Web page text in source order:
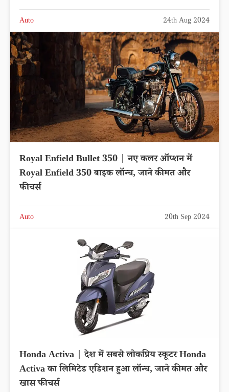
Auto 24th Aug 2024
Royal Enfield Bullet 350 | नए कलर ऑप्शन में
Royal Enfield 350 बाइक लॉन्च, जाने कीमत और
फीचर्स
Auto 20th Sep 2024
Honda Activa | देश में सबसे लोकप्रिय स्कूटर Honda
Activa का लिमिटेड एडिशन हुआ लॉन्च, जाने कीमत और
खास फीचर्स